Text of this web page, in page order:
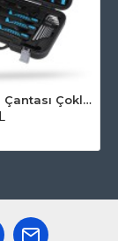
Pro Takım Çantası Çoklu Tamir Seti